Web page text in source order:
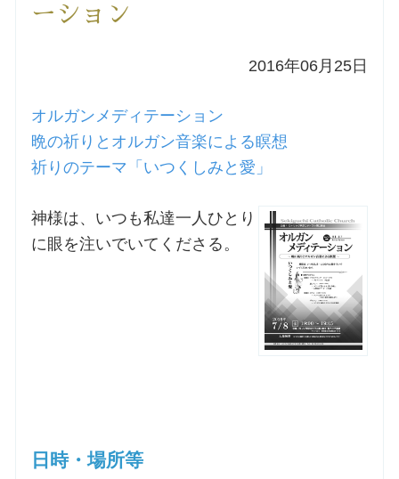
森田神父の講座
教区カテキスタの講座
交通・アクセス
ーション
2016年06月25日
オルガンメディテーション
晩の祈りとオルガン音楽による瞑想
祈りのテーマ「いつくしみと愛」
神様は、いつも私達一人ひとり
に眼を注いでいてくださる。
日時・場所等